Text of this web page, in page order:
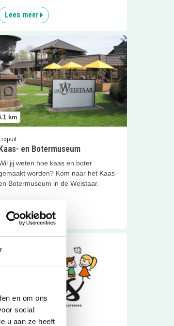
en om ons
social
u aan ze heeft
Lees meer
pizza
km
en Botermuseum
jij weten hoe kaas en boter
worden? Kom naar het Kaas-
Botermuseum in de Weistaar.
Lees meer
meer Kaas- en Botermuseum
km
meer Restaurant ONS